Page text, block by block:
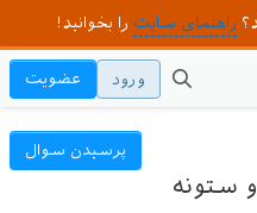
راهنمای سایت را بخوانید!
ورود عضویت
ستونه
پرسیدن سوال